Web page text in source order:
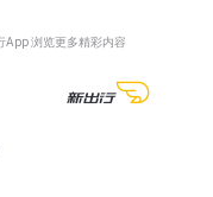
App 浏览更多精彩内容